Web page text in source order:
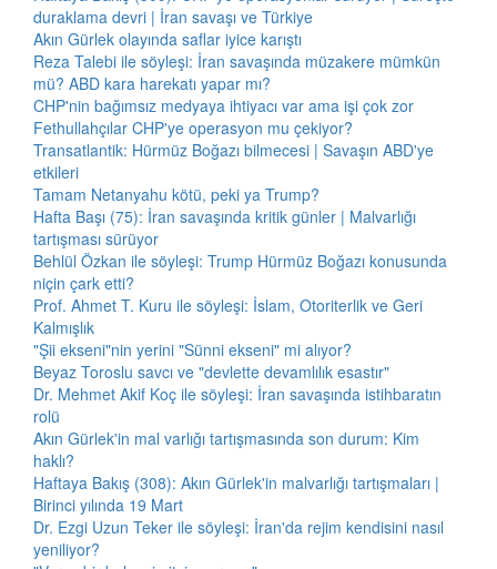
duraklama devri | İran savaşı ve Türkiye
Akın Gürlek olayında saflar iyice karıştı
Reza Talebi ile söyleşi: İran savaşında müzakere mümkün
mü? ABD kara harekatı yapar mı?
CHP'nin bağımsız medyaya ihtiyacı var ama işi çok zor
Fethullahçılar CHP'ye operasyon mu çekiyor?
Transatlantik: Hürmüz Boğazı bilmecesi | Savaşın ABD'ye
etkileri
Tamam Netanyahu kötü, peki ya Trump?
Hafta Başı (75): İran savaşında kritik günler | Malvarlığı
tartışması sürüyor
Behlül Özkan ile söyleşi: Trump Hürmüz Boğazı konusunda
niçin çark etti?
Prof. Ahmet T. Kuru ile söyleşi: İslam, Otoriterlik ve Geri
Kalmışlık
"Şii ekseni"nin yerini "Sünni ekseni" mi alıyor?
Beyaz Toroslu savcı ve "devlette devamlılık esastır"
Dr. Mehmet Akif Koç ile söyleşi: İran savaşında istihbaratın
rolü
Akın Gürlek'in mal varlığı tartışmasında son durum: Kim
haklı?
Haftaya Bakış (308): Akın Gürlek'in malvarlığı tartışmaları |
Birinci yılında 19 Mart
Dr. Ezgi Uzun Teker ile söyleşi: İran'da rejim kendisini nasıl
yeniliyor?